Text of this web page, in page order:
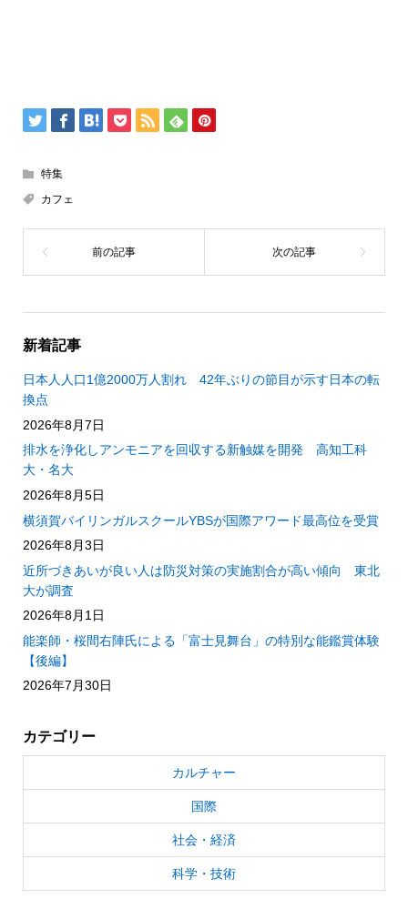
特集
カフェ
新着記事
日本人人口1億2000万人割れ 42年ぶりの節目が示す日本の転
換点
2026年8月7日
排水を浄化しアンモニアを回収する新触媒を開発 高知工科
大・名大
2026年8月5日
横須賀バイリンガルスクールYBSが国際アワード最高位を受賞
2026年8月3日
近所づきあいが良い人は防災対策の実施割合が高い傾向 東北
大が調査
2026年8月1日
能楽師・桜間右陣氏による「富士見舞台」の特別な能鑑賞体験
【後編】
2026年7月30日
カテゴリー
カルチャー
国際
社会・経済
科学・技術